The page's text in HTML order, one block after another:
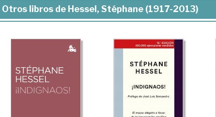
Otros libros de Hessel, Stéphane (1917-2013)